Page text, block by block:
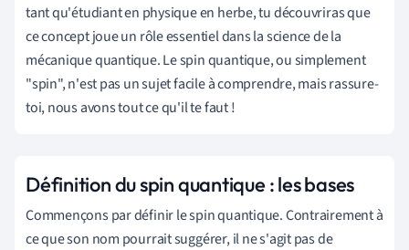
tant qu'étudiant en physique en herbe, tu découvriras que
ce concept joue un rôle essentiel dans la science de la
mécanique quantique. Le spin quantique, ou simplement
"spin", n'est pas un sujet facile à comprendre, mais rassure-
toi, nous avons tout ce qu'il te faut !
Définition du spin quantique : les bases
Commençons par définir le spin quantique. Contrairement à
ce que son nom pourrait suggérer, il ne s'agit pas de